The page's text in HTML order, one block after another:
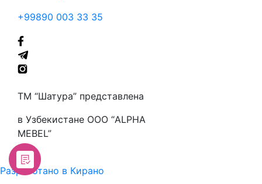
+99890 003 33 35
ТМ “Шатура” представлена
в Узбекистане ООО “ALPHA
MEBEL”
Разработано в Кирано